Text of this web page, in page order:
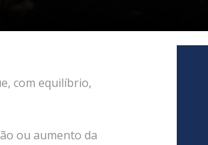
com equilíbrio,
ou aumento da